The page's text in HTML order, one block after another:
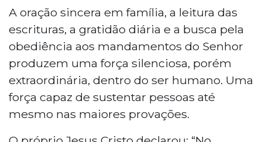
A oração sincera em família, a leitura das
escrituras, a gratidão diária e a busca pela
obediência aos mandamentos do Senhor
produzem uma força silenciosa, porém
extraordinária, dentro do ser humano. Uma
força capaz de sustentar pessoas até
mesmo nas maiores provações.